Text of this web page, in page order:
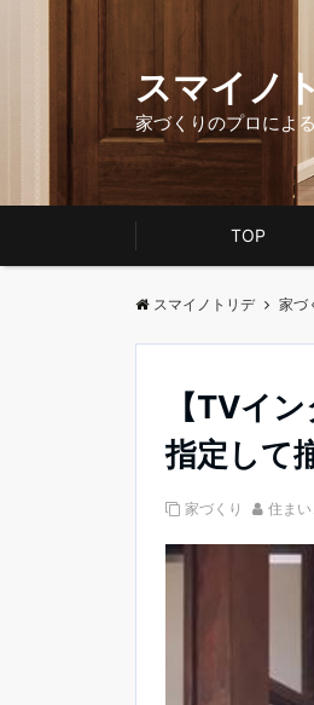
スマイノ
家づくりのプロによ
TOP
スマイノトリデ 家づ
【TVイ
指定して
家づくり 住ま